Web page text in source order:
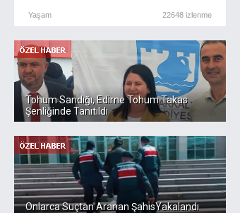
Yaşam 22648 izlenme
Tohum Sandığı, Edirne Tohum Takas
Şenliğinde Tanıtıldı
Onlarca Suçtan Aranan ŞahısYakalandı